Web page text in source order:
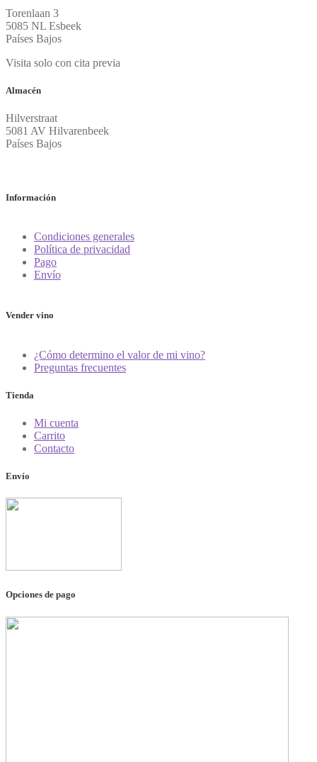
Torenlaan 3
5085 NL Esbeek
Países Bajos
Visita solo con cita previa
Almacén
Hilverstraat
5081 AV Hilvarenbeek
Países Bajos
Información
Condiciones generales
Política de privacidad
Pago
Envío
Vender vino
¿Cómo determino el valor de mi vino?
Preguntas frecuentes
Tienda
Mi cuenta
Carrito
Contacto
Envío
Opciones de pago